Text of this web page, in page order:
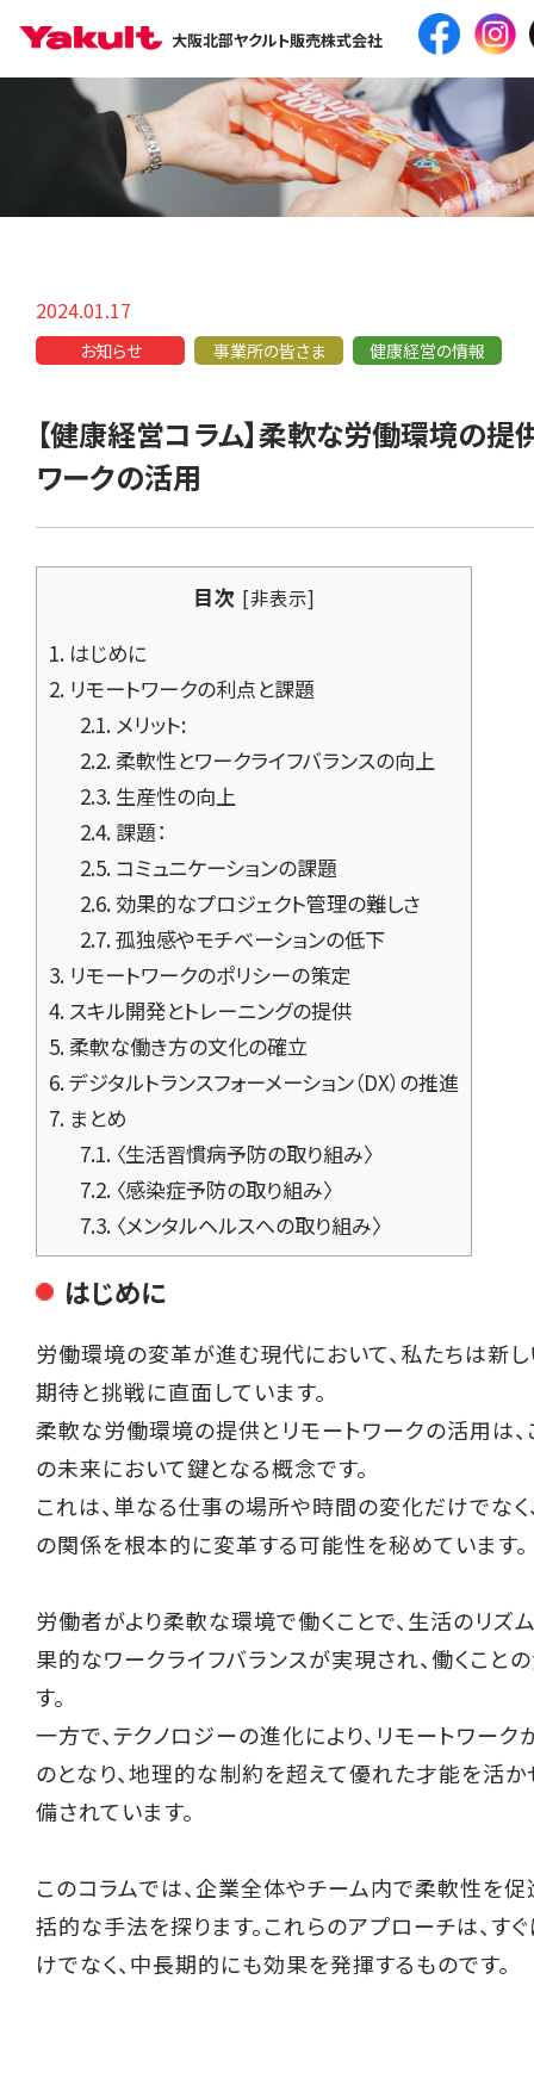
大阪北部ヤクルト販売株式会社
2024.01.17
お知らせ 事業所の皆さま 健康経営の情報
【健康経営コラム】柔軟な労働環境の提
ワークの活用
目次 [非表示]
1. はじめに
2. リモートワークの利点と課題
2.1.メリット:
2.2.柔軟性とワークライフバランスの向上
2.3.生産性の向上
2.4.課題：
2.5.コミュニケーションの課題
2.6.効果的なプロジェクト管理の難しさ
2.7.孤独感やモチベーションの低下
3. リモートワークのポリシーの策定
4. スキル開発とトレーニングの提供
5. 柔軟な働き方の文化の確立
6.デジタルトランスフォーメーション（DX）の推進
7. まとめ
7.1.〈生活習慣病予防の取り組み〉
7.2.〈感染症予防の取り組み〉
7.3.〈メンタルヘルスへの取り組み〉
はじめに
労働環境の変革が進む現代において、私たちは新
期待と挑戦に直面しています。
柔軟な労働環境の提供とリモートワークの活用は
の未来において鍵となる概念です。
これは、単なる仕事の場所や時間の変化だけでな
の関係を根本的に変革する可能性を秘めています。
労働者がより柔軟な環境で働くことで、生活のリズ
果的なワークライフバランスが実現され、働くこと
す。
一方で、テクノロジーの進化により、リモートワー
のとなり、地理的な制約を超えて優れた才能を活
備されています。
このコラムでは、企業全体やチーム内で柔軟性を
括的な手法を探ります。これらのアプローチは、す
けでなく、中長期的にも効果を発揮するものです。